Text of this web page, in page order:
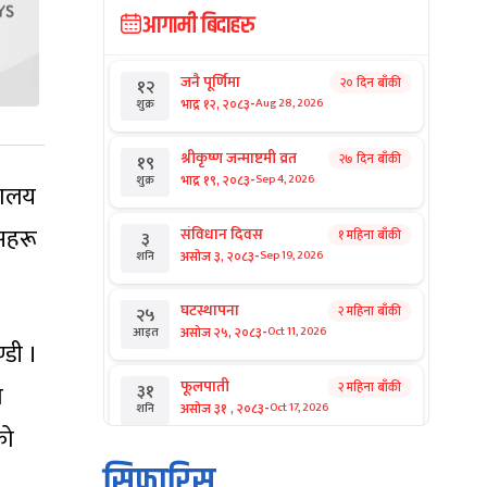
।
आगामी बिदाहरु
१२
शुक्र
जनै पूर्णिमा
भाद्र १२, २०८३-Aug 28, 2026
२० दिन बाँकी
१९
शुक्र
श्रीकृष्ण जन्माष्टमी व्रत
भाद्र १९, २०८३-Sep 4, 2026
२७ दिन बाँकी
३
शनि
संविधान दिवस
असोज ३, २०८३-Sep 19, 2026
१ महिना बाँकी
२५
आइत
घटस्थापना
असोज २५, २०८३-Oct 11, 2026
२ महिना बाँकी
३१
शनि
फूलपाती
असोज ३१ , २०८३-Oct 17, 2026
२ महिना बाँकी
१ कार्तिक सङ्क्रान्ति